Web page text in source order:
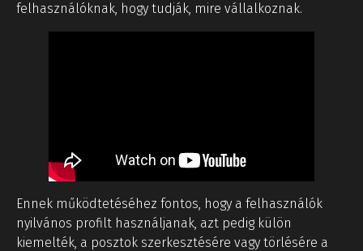
felhasználóknak, hogy tudják, mire vállalkoznak.
Ennek működtetéséhez fontos, hogy a felhasználók
nyilvános profilt használjanak, azt pedig külön
kiemelték, a posztok szerkesztésére vagy törlésére a